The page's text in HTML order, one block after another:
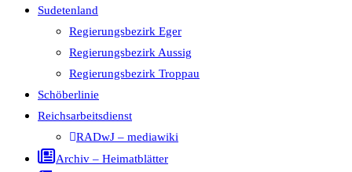
Sudetenland
Regierungsbezirk Eger
Regierungsbezirk Aussig
Regierungsbezirk Troppau
Schöberlinie
Reichsarbeitsdienst
RADwJ – mediawiki
Archiv – Heimatblätter